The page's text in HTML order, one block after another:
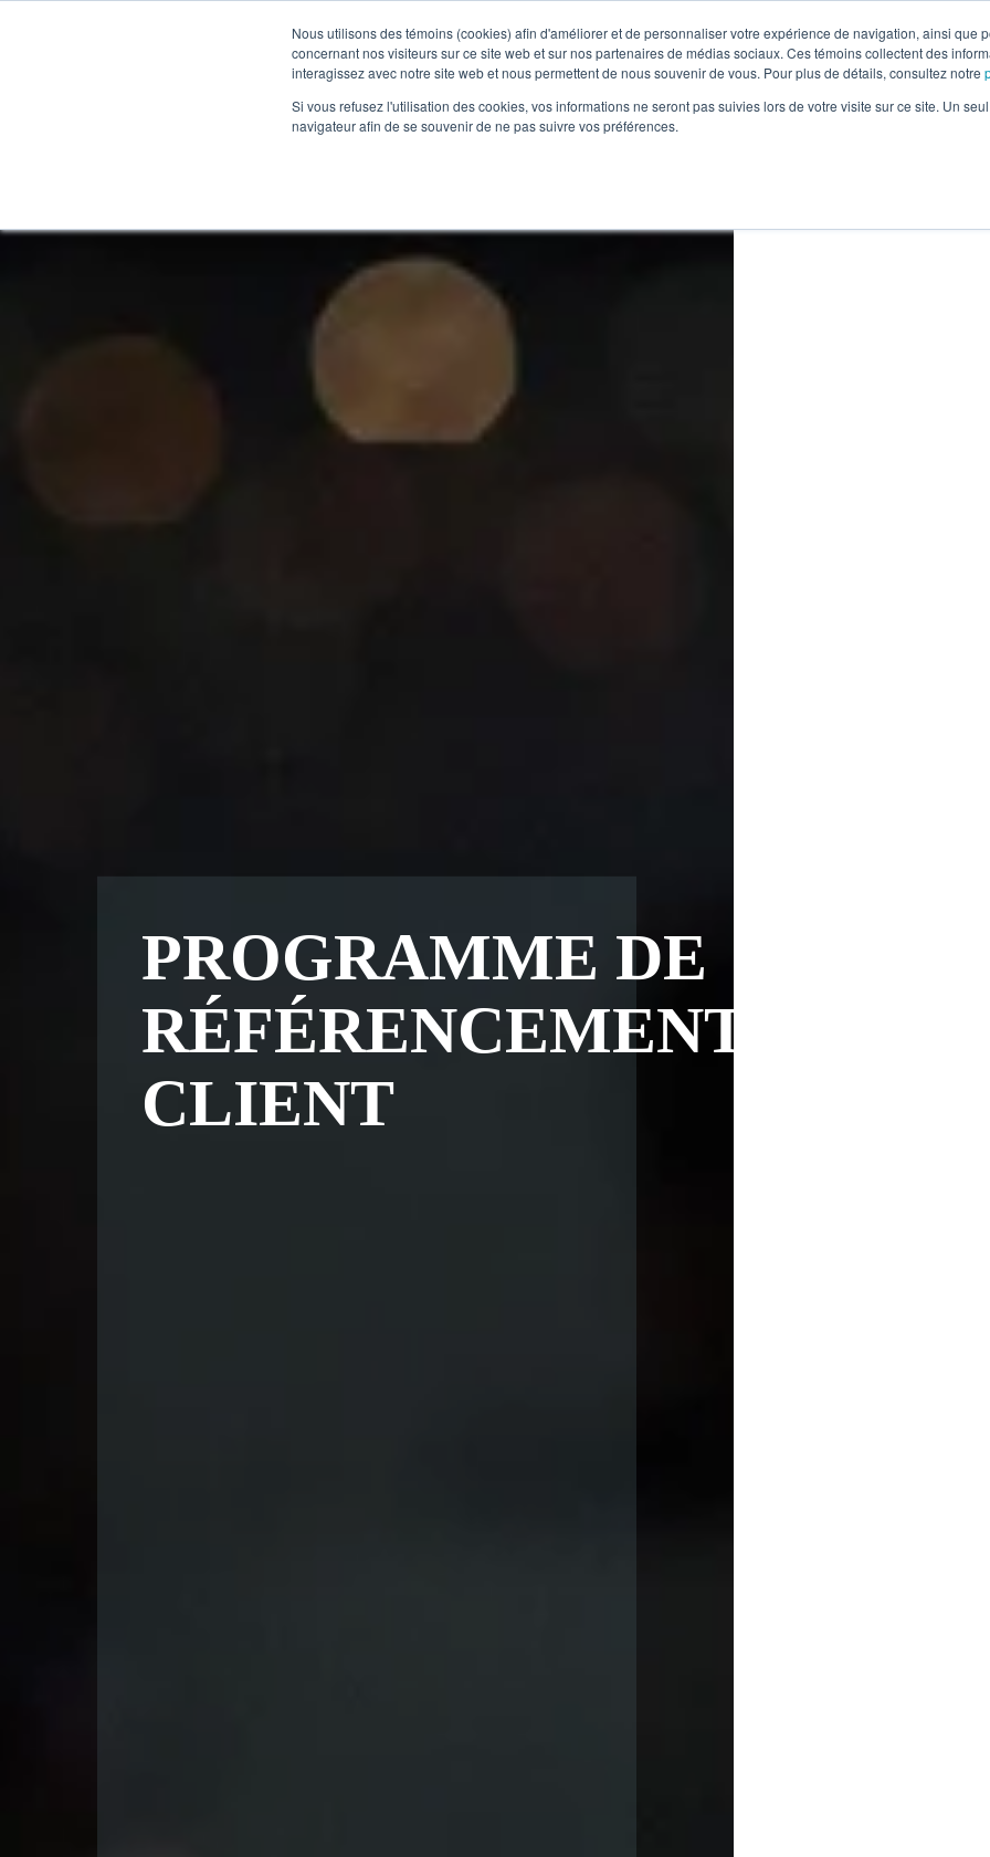
Nous utilisons des témoins (cookies) afin d'améliorer et de personnaliser votre expérience de navigation, ainsi que
concernant nos visiteurs sur ce site web et sur nos partenaires de médias sociaux. Ces témoins collectent des
interagissez avec notre site web et nous permettent de nous souvenir de vous. Pour plus de détails, consultez notre
Si vous refusez l'utilisation des cookies, vos informations ne seront pas suivies lors de votre visite sur ce site. Un
navigateur afin de se souvenir de ne pas suivre vos préférences.
PROGRAMME DE
RÉFÉRENCEMENT
CLIENT